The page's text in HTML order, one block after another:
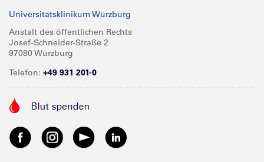
Forschung
Karriere
Glossar
Spenden
Anreise
Compliance
Impressum
Barrierefreiheit
Universitätsklinikum Würzburg
Anstalt des öffentlichen Rechts
Josef-Schneider-Straße 2
97080 Würzburg
Telefon: +49 931 201-0